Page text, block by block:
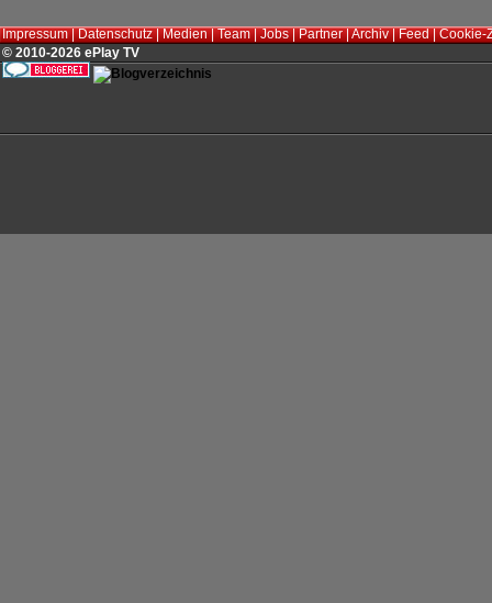
Impressum|Datenschutz|Medien|Team|Jobs|Partner|Archiv|Feed|Cookie-
© 2010-2026 ePlay TV